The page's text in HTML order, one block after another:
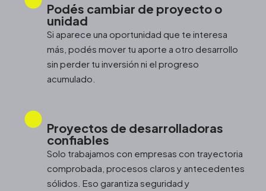
Podés cambiar de proyecto o
unidad
Si aparece una oportunidad que te interesa
más, podés mover tu aporte a otro desarrollo
sin perder tu inversión ni el progreso
acumulado.
Proyectos de desarrolladoras
confiables
Solo trabajamos con empresas con trayectoria
comprobada, procesos claros y antecedentes
sólidos. Eso garantiza seguridad y